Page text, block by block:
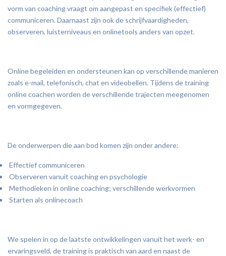
vorm van coaching vraagt om aangepast en specifiek (effectief)
communiceren. Daarnaast zijn ook de schrijfvaardigheden,
observeren, luisterniveaus en onlinetools anders van opzet.
Online begeleiden en ondersteunen kan op verschillende manieren
zoals e-mail, telefonisch, chat en videobellen. Tijdens de training
online coachen worden de verschillende trajecten meegenomen
en vormgegeven.
De onderwerpen die aan bod komen zijn onder andere:
Effectief communiceren
Observeren vanuit coaching en psychologie
Methodieken in online coaching; verschillende werkvormen
Starten als onlinecoach
We spelen in op de laatste ontwikkelingen vanuit het werk- en
ervaringsveld, de training is praktisch van aard en naast de